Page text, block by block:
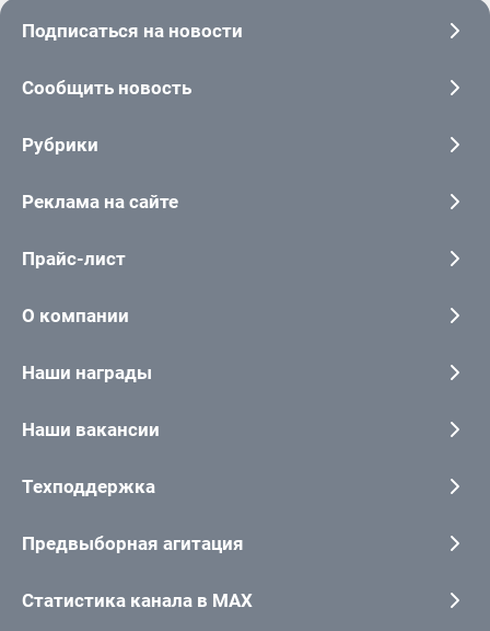
Подписаться на новости
Сообщить новость
Рубрики
Реклама на сайте
Прайс-лист
О компании
Наши награды
Наши вакансии
Техподдержка
Предвыборная агитация
Статистика канала в MAX